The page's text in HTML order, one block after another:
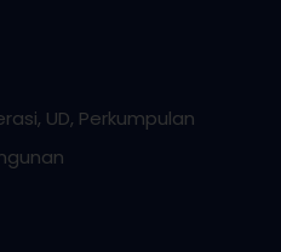
UD, Perkumpulan